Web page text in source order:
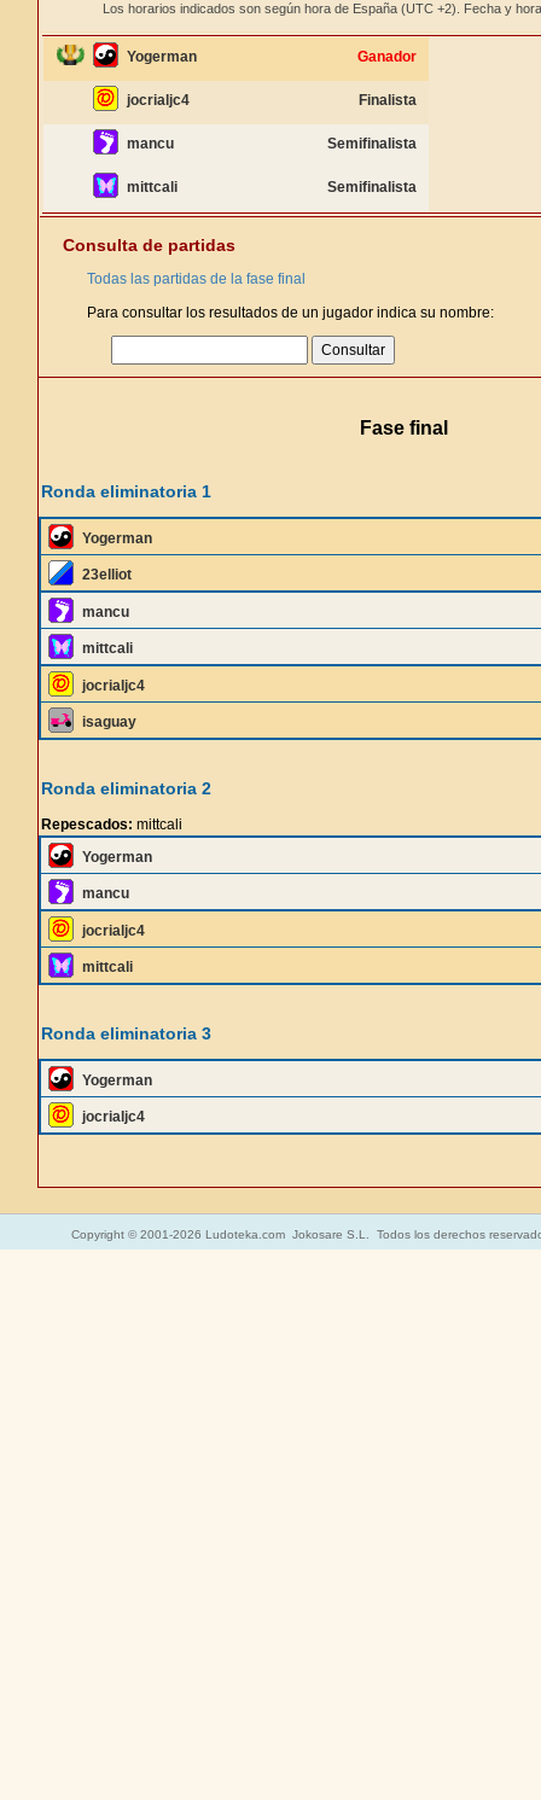
Los horarios indicados son según hora de España (UTC +2). Fecha y
Yogerman Ganador
jocrialjc4 Finalista
mancu Semifinalista
mittcali Semifinalista
Consulta de partidas
Todas las partidas de la fase final
Para consultar los resultados de un jugador indica su nombre:
Fase final
Ronda eliminatoria 1
Yogerman
23elliot
mancu
mittcali
jocrialjc4
isaguay
Ronda eliminatoria 2
Repescados: mittcali
Yogerman
mancu
jocrialjc4
mittcali
Ronda eliminatoria 3
Yogerman
jocrialjc4
Copyright © 2001-2026 Ludoteka.com Jokosare S.L. Todos los derechos